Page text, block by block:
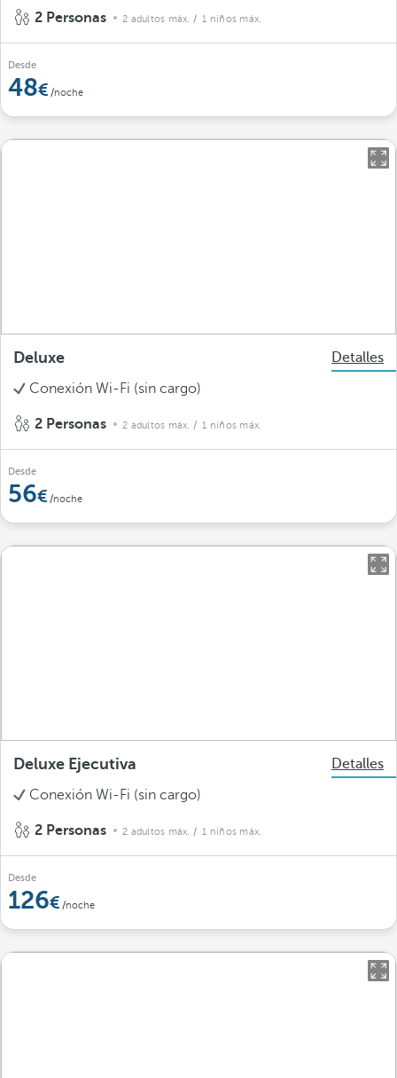
2 Personas 2 adultos máx. / 1 niños máx.
Desde
48 /noche
Deluxe
Detalles
Conexión Wi-Fi (sin cargo)
2 Personas 2 adultos máx. / 1 niños máx.
Desde
56 /noche
Deluxe Ejecutiva
Detalles
Conexión Wi-Fi (sin cargo)
2 Personas 2 adultos máx. / 1 niños máx.
Desde
126 /noche